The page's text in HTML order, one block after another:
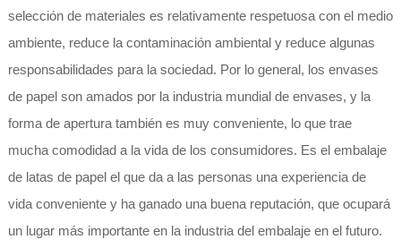
selección de materiales es relativamente respetuosa con el medio
ambiente, reduce la contaminación ambiental y reduce algunas
responsabilidades para la sociedad. Por lo general, los envases
de papel son amados por la industria mundial de envases, y la
forma de apertura también es muy conveniente, lo que trae
mucha comodidad a la vida de los consumidores. Es el embalaje
de latas de papel el que da a las personas una experiencia de
vida conveniente y ha ganado una buena reputación, que ocupará
un lugar más importante en la industria del embalaje en el futuro.